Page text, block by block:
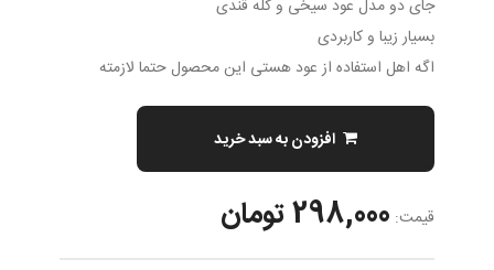
جای دو مدل عود سیخی و کله قندی
بسیار زیبا و کاربردی
اگه اهل استفاده از عود هستی این محصول حتما لازمته
افزودن به سبد خرید
قیمت: 298,000 تومان